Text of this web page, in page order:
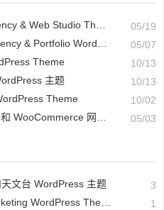
& Web Studio Theme
05/19
Portfolio WordPress 主题
05/07
Theme
10/13
主题
10/13
Theme
10/02
网站建设器 05/03
文台 WordPress 主题 3
WordPress Theme 1